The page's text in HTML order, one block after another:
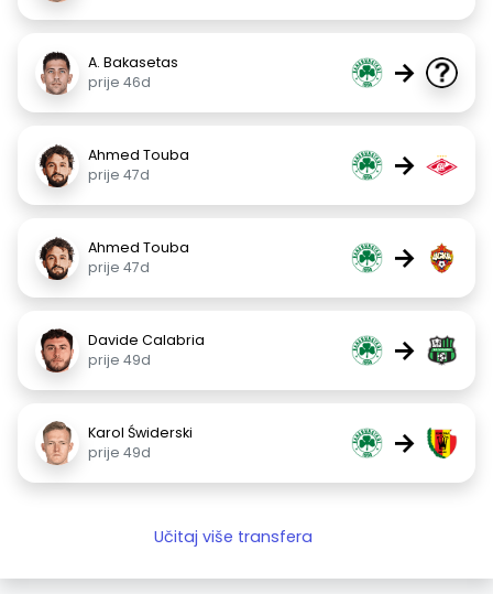
A. Bakasetas
prije 46d
→
Ahmed Touba
prije 47d
→
Ahmed Touba
prije 47d
→
Davide Calabria
prije 49d
→
Karol Świderski
prije 49d
→
Učitaj više transfera